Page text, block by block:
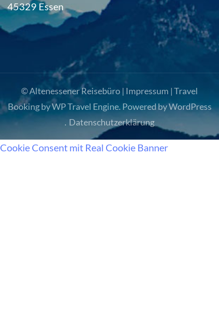
45329 Essen
© Altenessener Reisebüro | Impressum |Travel
Booking byWP Travel Engine. Powered byWordPress
. Datenschutzerklärung
Cookie Consent mit Real Cookie Banner